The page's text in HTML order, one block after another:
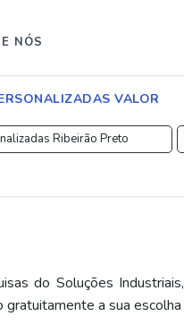
NÓS
VALOR
Ribeirão Preto
do Soluções Industriais,
a sua escolha